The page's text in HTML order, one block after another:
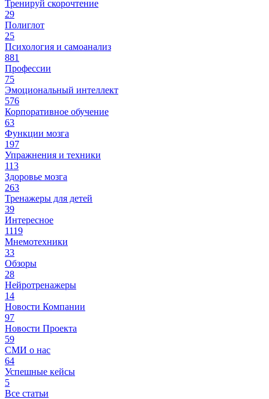
Тренируй скорочтение
29
Полиглот
25
Психология и самоанализ
881
Профессии
75
Эмоциональный интеллект
576
Корпоративное обучение
63
Функции мозга
197
Упражнения и техники
113
Здоровье мозга
263
Тренажеры для детей
39
Интересное
1119
Мнемотехники
33
Обзоры
28
Нейротренажеры
14
Новости Компании
97
Новости Проекта
59
СМИ о нас
64
Успешные кейсы
5
Все статьи